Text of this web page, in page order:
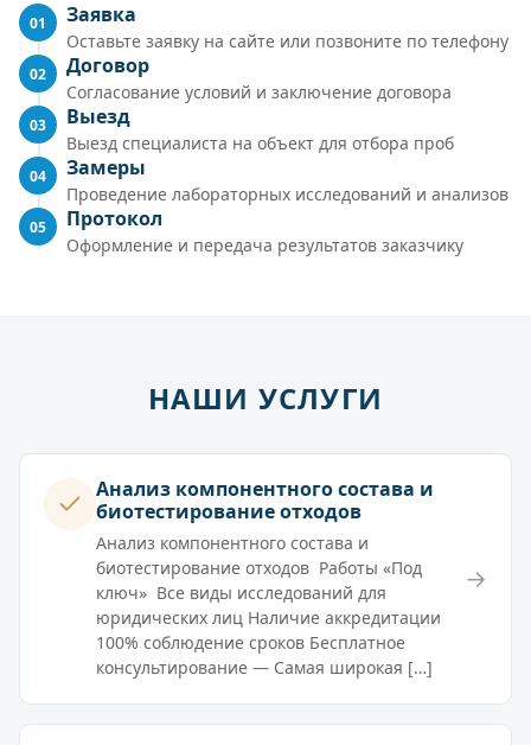
01 Заявка
Оставьте заявку на сайте или позвоните по телефону
02 Договор
Согласование условий и заключение договора
03 Выезд
Выезд специалиста на объект для отбора проб
04 Замеры
Проведение лабораторных исследований и анализов
05 Протокол
Оформление и передача результатов заказчику
НАШИ УСЛУГИ
Анализ компонентного состава и
биотестирование отходов
Анализ компонентного состава и
биотестирование отходов Работы «Под
ключ» Все виды исследований для
юридических лиц Наличие аккредитации
100% соблюдение сроков Бесплатное
консультирование — Самая широкая […]
→